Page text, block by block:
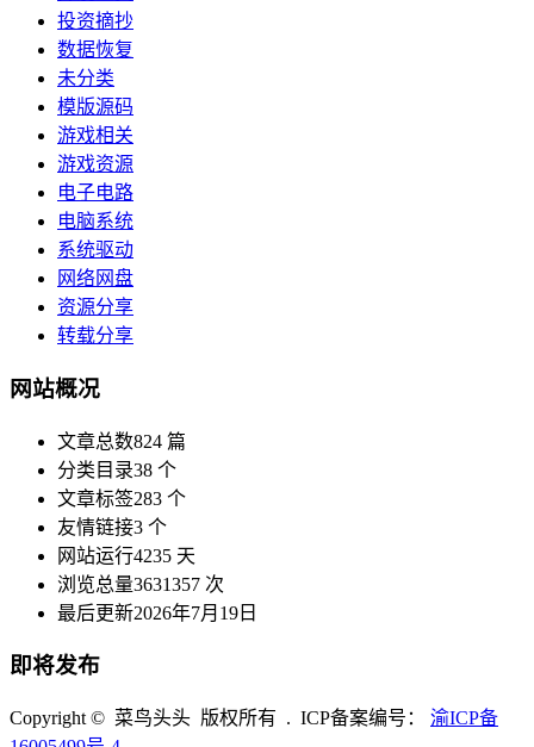
投资摘抄
数据恢复
未分类
模版源码
游戏相关
游戏资源
电子电路
电脑系统
系统驱动
网络网盘
资源分享
转载分享
网站概况
文章总数824 篇
分类目录38 个
文章标签283 个
友情链接3 个
网站运行4235 天
浏览总量3631357 次
最后更新2026年7月19日
即将发布
Copyright © 菜鸟头头 版权所有 . ICP备案编号： 渝ICP备